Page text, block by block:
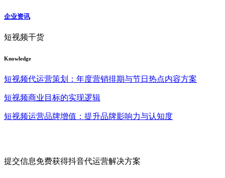
企业资讯
短视频干货
Knowledge
短视频代运营策划：年度营销排期与节日热点内容方案
短视频商业目标的实现逻辑
短视频运营品牌增值：提升品牌影响力与认知度
提交信息免费获得抖音代运营解决方案